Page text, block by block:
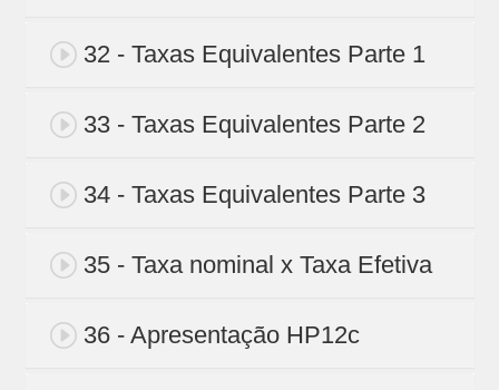
32 - Taxas Equivalentes Parte 1
33 - Taxas Equivalentes Parte 2
34 - Taxas Equivalentes Parte 3
35 - Taxa nominal x Taxa Efetiva
36 - Apresentação HP12c